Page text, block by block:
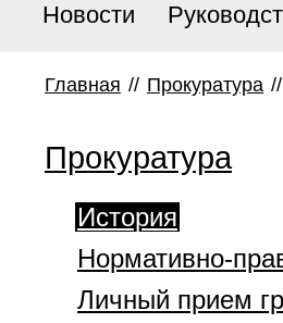
Новости
Главная // Прокуратура //
Прокуратура
История
Нормативно-
Личный прием